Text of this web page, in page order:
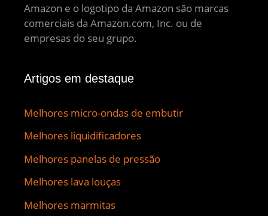
Amazon e o logotipo da Amazon são marcas
comerciais da Amazon.com, Inc. ou de
empresas do seu grupo.
Artigos em destaque
Melhores micro-ondas de embutir
Melhores liquidificadores
Melhores panelas de pressão
Melhores lava louças
Melhores marmitas